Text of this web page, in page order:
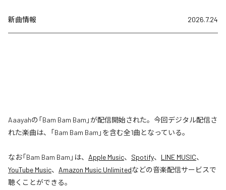
新曲情報 2026.7.24
Aaayahの「Bam Bam Bam」が配信開始された。今回デジタル配信さ
れた楽曲は、「Bam Bam Bam」を含む全1曲となっている。
なお「Bam Bam Bam 」は、 Apple Music、 Spotify、 LINE MUSIC、
YouTube Music、 Amazon Music Unlimitedなどの音楽配信サービスで
聴くことができる。